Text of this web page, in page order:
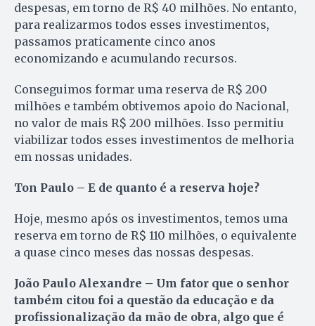
despesas, em torno de R$ 40 milhões. No entanto,
para realizarmos todos esses investimentos,
passamos praticamente cinco anos
economizando e acumulando recursos.
Conseguimos formar uma reserva de R$ 200
milhões e também obtivemos apoio do Nacional,
no valor de mais R$ 200 milhões. Isso permitiu
viabilizar todos esses investimentos de melhoria
em nossas unidades.
Ton Paulo – E de quanto é a reserva hoje?
Hoje, mesmo após os investimentos, temos uma
reserva em torno de R$ 110 milhões, o equivalente
a quase cinco meses das nossas despesas.
João Paulo Alexandre – Um fator que o senhor
também citou foi a questão da educação e da
profissionalização da mão de obra, algo que é